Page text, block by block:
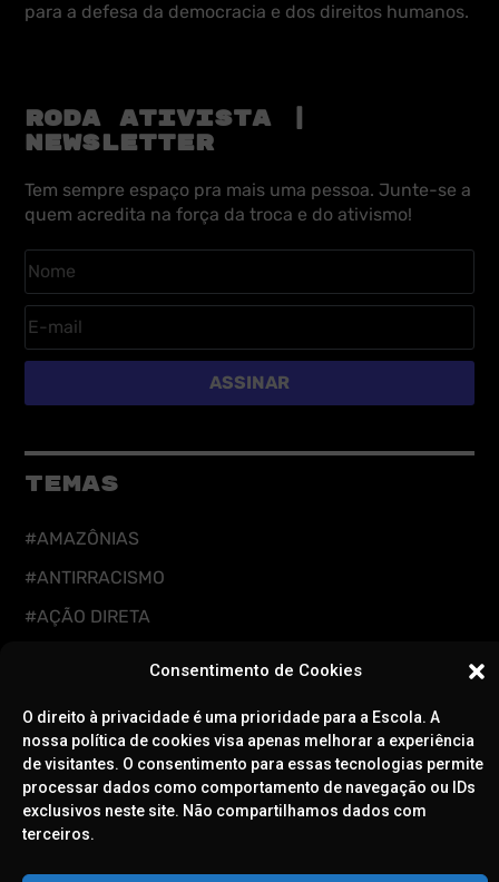
Consentimento de Cookies
O direito à privacidade é uma prioridade para a Escola. A
nossa política de cookies visa apenas melhorar a experiência
de visitantes. O consentimento para essas tecnologias permite
processar dados como comportamento de navegação ou IDs
exclusivos neste site. Não compartilhamos dados com
terceiros.
para a defesa da democracia e dos direitos humanos.
RODA ATIVISTA |
NEWSLETTER
Tem sempre espaço pra mais uma pessoa. Junte-se a
quem acredita na força da troca e do ativismo!
ASSINAR
TEMAS
#AMAZÔNIAS
#ANTIRRACISMO
#AÇÃO DIRETA
#DEFESA DA DEMOCRACIA
#EDUCAÇÃO
#FEMINISMOS